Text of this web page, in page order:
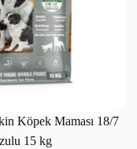
Köpek Maması 18/7
15 kg